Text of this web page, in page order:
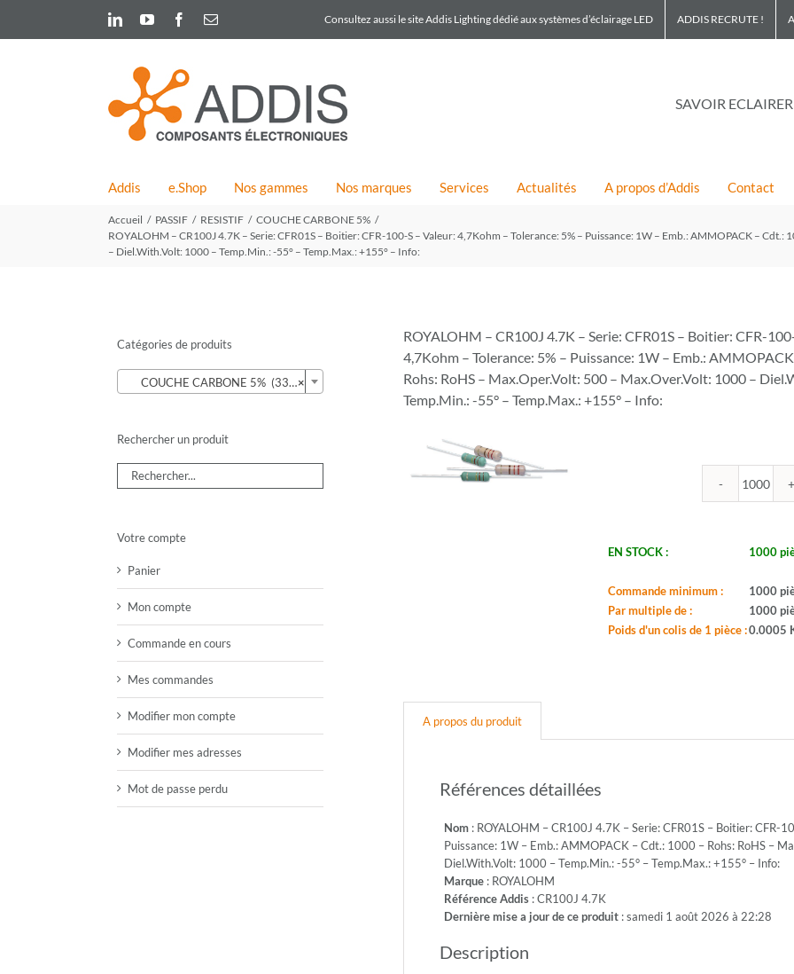
content
LinkedInYouTubeFacebook
Email Consultez aussi le site Addis Lighting dédié aux systèmes d’éclairage LED ADDIS RECRUTE !
SAVOIR
Addis e.Shop Nos gammes Nos marques Services Actualités A propos d’Addis Contact
Accueil PASSIF RESISTIF
COUCHE CARBONE 5%
ROYALOHM – CR100J 4.7K – Serie: CFR01S – Boitier: CFR-100-S – Valeur: 4,7Kohm – Tolerance: 5% – Puissance: 1W – Emb.: AMMOPACK –
– Diel.With.Volt: 1000 – Temp.Min.: -55° – Temp.Max.: +155° – Info:
ROYALOHM – CR100J 4.7K – Serie: CFR01S – Boitier: CFR-
4,7Kohm – Tolerance: 5% – Puissance: 1W – Emb.:
Rohs: RoHS – Max.Oper.Volt: 500 – Max.Over.Volt: 1000 –
Temp.Min.: -55° – Temp.Max.: +155° – Info:
quantité
-
CR100J
-
Serie:
-
5%
-
Emb.:
EN STOCK : 1000
Commande minimum :
1000
Par multiple de :
1000
Poids d'un colis de 1 pièce :0.0005
A propos du produit
Références détaillées
Nom : ROYALOHM – CR100J 4.7K – Serie: CFR01S – Boitier: CFR-
Puissance: 1W – Emb.: AMMOPACK – Cdt.: 1000 – Rohs: RoHS –
Diel.With.Volt: 1000 – Temp.Min.: -55° – Temp.Max.: +155° – Info:
Marque : ROYALOHM
Référence Addis : CR100J 4.7K
Dernière mise a jour de ce produit : samedi 1 août 2026 à 22:28
Description
Catégories de produits
×
COUCHE CARBONE 5% (339)
Rechercher un produit
Votre compte
Panier
Mon compte
Commande en cours
Mes commandes
Modifier mon compte
Modifier mes adresses
Mot de passe perdu